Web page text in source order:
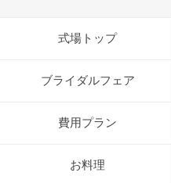
式場トップ
ブライダルフェア
費用プラン
お料理